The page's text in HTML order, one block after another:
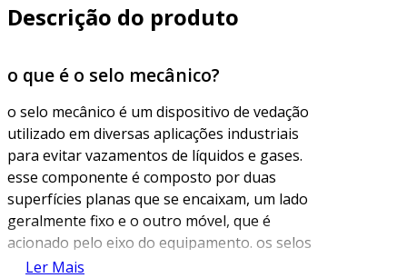
Descrição do produto
o que é o selo mecânico?
o selo mecânico é um dispositivo de vedação
utilizado em diversas aplicações industriais
para evitar vazamentos de líquidos e gases.
esse componente é composto por duas
superfícies planas que se encaixam, um lado
geralmente fixo e o outro móvel, que é
acionado pelo eixo do equipamento. os selos
mecânicos são fundamentais em bombas,
Ler Mais